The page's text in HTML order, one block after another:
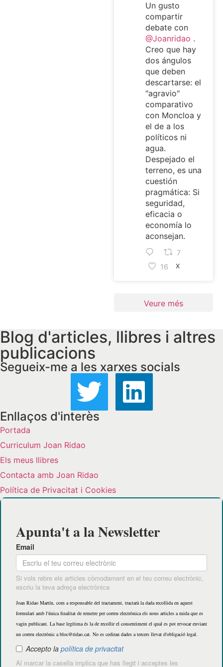
Un gusto
compartir
debate con
@Joanridao .
Creo que hay
dos ángulos
que deben
descartarse: el
"agravio"
comparativo
con Moncloa y
el de a los
políticos ni
agua.
Despejado el
terreno, es una
cuestión
pragmática: Si
seguridad,
eficacia o
economía lo
aconsejan.
7
16
X
Veure més
Blog d'articles, llibres i altres
publicacions
Segueix-me a les xarxes socials
Enllaços d'interès
Portada
Curriculum Joan Ridao
Els meus llibres
Contacta amb Joan Ridao
Política de Privacitat i Cookies